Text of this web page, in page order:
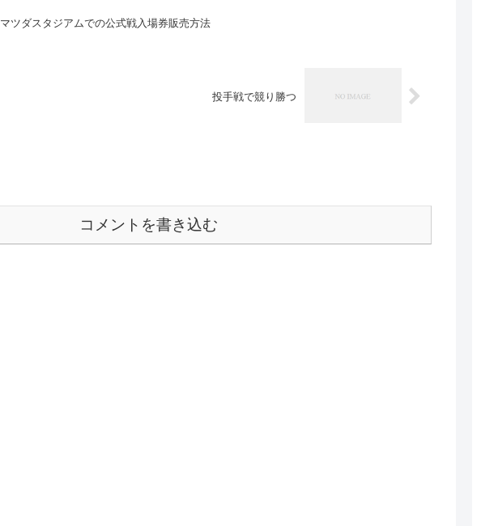
マツダスタジアムでの公式戦入場券販売方法
投手戦で競り勝つ
コメントを書き込む